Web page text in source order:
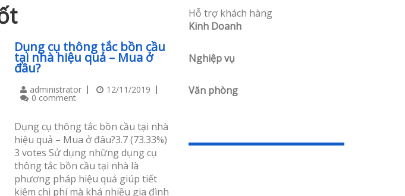
Dụng cụ thông tắc bồn cầu
tại nhà hiệu quả – Mua ở
đâu?
administrator 12/11/2019
0 comment
Dụng cụ thông tắc bồn cầu tại nhà
hiệu quả – Mua ở đâu?3.7 (73.33%)
3 votes Sử dụng những dụng cụ
thông tắc bồn cầu tại nhà là
phương pháp hiệu quả giúp tiết
kiệm chi phí mà khá nhiều gia đình
Hỗ trợ khách hàng
Kinh Doanh
Nghiệp vụ
Văn phòng